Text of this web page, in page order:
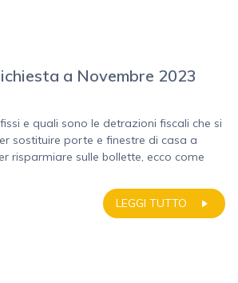
a Novembre 2023
e quali sono le detrazioni fiscali che si
sostituire porte e finestre di casa a
risparmiare sulle bollette, ecco come
LEGGI TUTTO